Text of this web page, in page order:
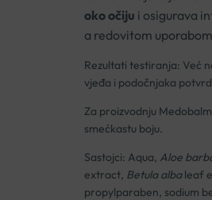
oko očiju i osigurava
a redovitom
Rezultati testiranja: Već
vjeđa i podočnjaka
Za proizvodnju
smećkastu boju.
Sastojci: Aqua, Aloe
extract, Betula albaleaf
propylparaben, sodium